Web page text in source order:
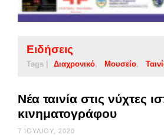
Ειδήσεις
Tags | Διαχρονικό Μουσείο
Νέα ταινία στις νύχτες
κινηματογράφου
7 ΙΟΥΛΊΟΥ, 2020